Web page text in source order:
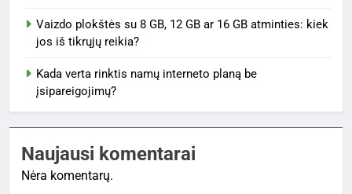
Vaizdo plokštės su 8 GB, 12 GB ar 16 GB atminties: kiek
jos iš tikrųjų reikia?
Kada verta rinktis namų interneto planą be
įsipareigojimų?
Naujausi komentarai
Nėra komentarų.